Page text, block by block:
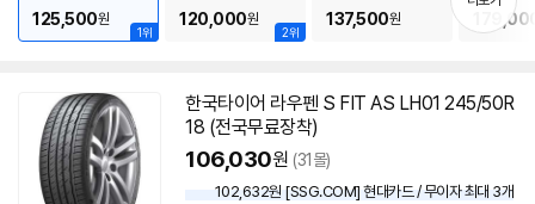
1위
125,500원
2위
120,000원 137,500원
한국타이어 라우펜 S FIT AS LH01 245/50R
18 (전국무료장착)
106,030원 (31몰)
102,632원 [SSG.COM] 현대카드 / 무이자 최대 3개